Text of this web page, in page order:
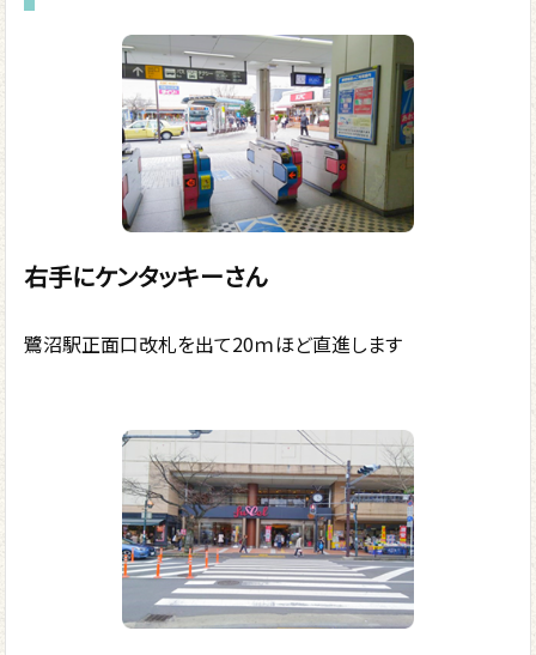
右手にケンタッキーさん
鷺沼駅正面口改札を出て20ｍほど直進します